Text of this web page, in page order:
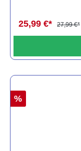
25,99 €* 27,99 €*
%